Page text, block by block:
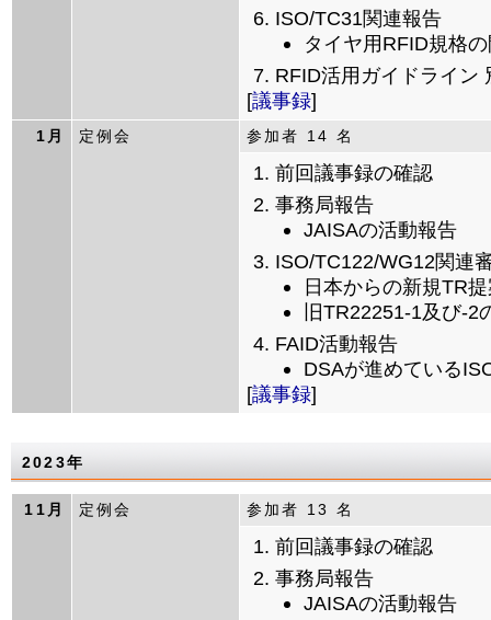
ISO/TC31関連報告
タイヤ用RFID規格
RFID活用ガイドライン
[議事録]
1月 定例会 参加者 14 名
前回議事録の確認
事務局報告
JAISAの活動報告
ISO/TC122/WG12関連
日本からの新規TR
旧TR22251-1及び-2
FAID活動報告
DSAが進めている
[議事録]
2023年
11月 定例会 参加者 13 名
前回議事録の確認
事務局報告
JAISAの活動報告